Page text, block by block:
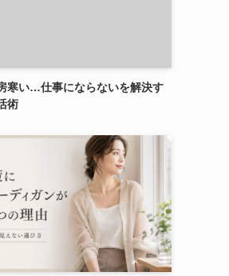
寒い…仕事にならないを解決す
術